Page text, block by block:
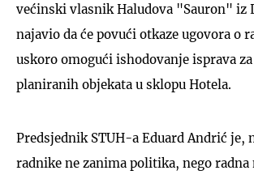
većinski vlasnik Haludova "Sauron" iz
najavio da će povući otkaze ugovora o
uskoro omogući ishodovanje isprava
planiranih objekata u sklopu Hotela.
Predsjednik STUH-a Eduard Andrić je,
radnike ne zanima politika, nego radna